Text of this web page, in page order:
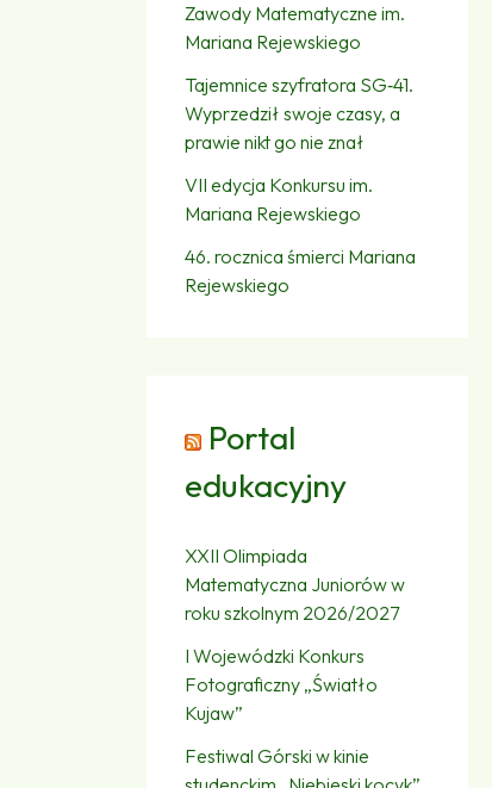
Zawody Matematyczne im.
Mariana Rejewskiego
Tajemnice szyfratora SG‑41.
Wyprzedził swoje czasy, a
prawie nikt go nie znał
VII edycja Konkursu im.
Mariana Rejewskiego
46. rocznica śmierci Mariana
Rejewskiego
Portal
edukacyjny
XXII Olimpiada
Matematyczna Juniorów w
roku szkolnym 2026/2027
I Wojewódzki Konkurs
Fotograficzny „Światło
Kujaw”
Festiwal Górski w kinie